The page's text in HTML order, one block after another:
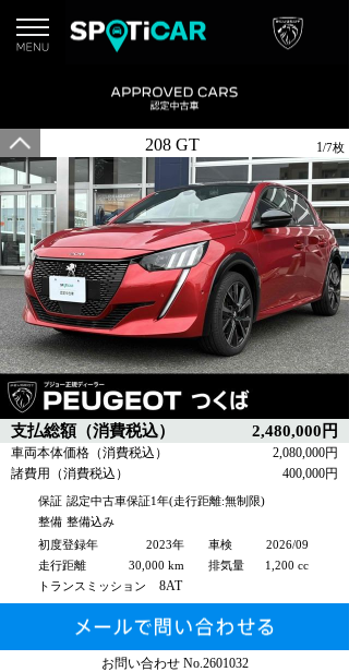
208 GT 1/7枚
支払総額（消費税込） 2,480,000円
車両本体価格（消費税込）
2,080,000円
諸費用（消費税込）
400,000円
保証 認定中古車保証1年(走行距離:無制限)
整備 整備込み
初度登録年
2023年 車検
2026/09
走行距離
30,000 km 排気量
1,200 cc
トランスミッション
8AT
お問い合わせ No.2601032